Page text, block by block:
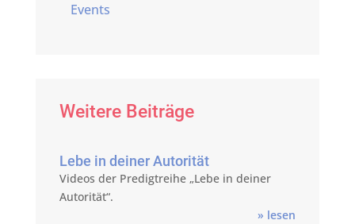
Events
Weitere Beiträge
Lebe in deiner Autorität
Videos der Predigtreihe „Lebe in deiner
Autorität“.
» lesen